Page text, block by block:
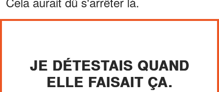
JE DÉTESTAIS QUAND
ELLE FAISAIT ÇA.